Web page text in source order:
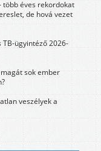
több éves rekordokat
de hová vezet
ügyintéző 2026-
sok ember
veszélyek a